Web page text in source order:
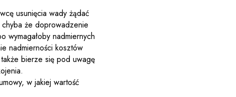
usunięcia wady żądać
że doprowadzenie
nadmiernych
nadmierności kosztów
bierze się pod uwagę
w jakiej wartość